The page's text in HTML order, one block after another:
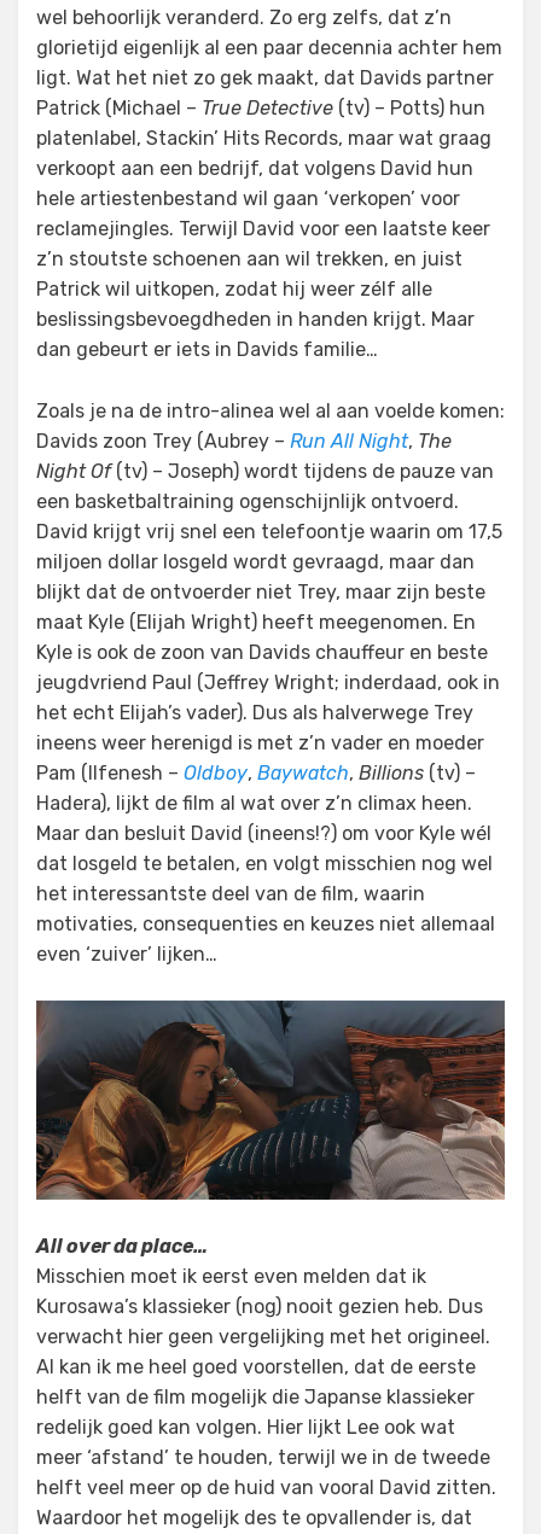
wel behoorlijk veranderd. Zo erg zelfs, dat z’n
glorietijd eigenlijk al een paar decennia achter hem
ligt. Wat het niet zo gek maakt, dat Davids partner
Patrick (Michael – True Detective (tv) – Potts) hun
platenlabel, Stackin’ Hits Records, maar wat graag
verkoopt aan een bedrijf, dat volgens David hun
hele artiestenbestand wil gaan ‘verkopen’ voor
reclamejingles. Terwijl David voor een laatste keer
z’n stoutste schoenen aan wil trekken, en juist
Patrick wil uitkopen, zodat hij weer zélf alle
beslissingsbevoegdheden in handen krijgt. Maar
dan gebeurt er iets in Davids familie…
Zoals je na de intro-alinea wel al aan voelde komen:
Davids zoon Trey (Aubrey – Run All Night, The
Night Of(tv) – Joseph) wordt tijdens de pauze van
een basketbaltraining ogenschijnlijk ontvoerd.
David krijgt vrij snel een telefoontje waarin om 17,5
miljoen dollar losgeld wordt gevraagd, maar dan
blijkt dat de ontvoerder niet Trey, maar zijn beste
maat Kyle (Elijah Wright) heeft meegenomen. En
Kyle is ook de zoon van Davids chauffeur en beste
jeugdvriend Paul (Jeffrey Wright; inderdaad, ook in
het echt Elijah’s vader). Dus als halverwege Trey
ineens weer herenigd is met z’n vader en moeder
Pam (Ilfenesh – Oldboy, Baywatch, Billions (tv) –
Hadera), lijkt de film al wat over z’n climax heen.
Maar dan besluit David (ineens!?) om voor Kyle wél
dat losgeld te betalen, en volgt misschien nog wel
het interessantste deel van de film, waarin
motivaties, consequenties en keuzes niet allemaal
even ‘zuiver’ lijken…
All over da place…
Misschien moet ik eerst even melden dat ik
Kurosawa’s klassieker (nog) nooit gezien heb. Dus
verwacht hier geen vergelijking met het origineel.
Al kan ik me heel goed voorstellen, dat de eerste
helft van de film mogelijk die Japanse klassieker
redelijk goed kan volgen. Hier lijkt Lee ook wat
meer ‘afstand’ te houden, terwijl we in de tweede
helft veel meer op de huid van vooral David zitten.
Waardoor het mogelijk des te opvallender is, dat